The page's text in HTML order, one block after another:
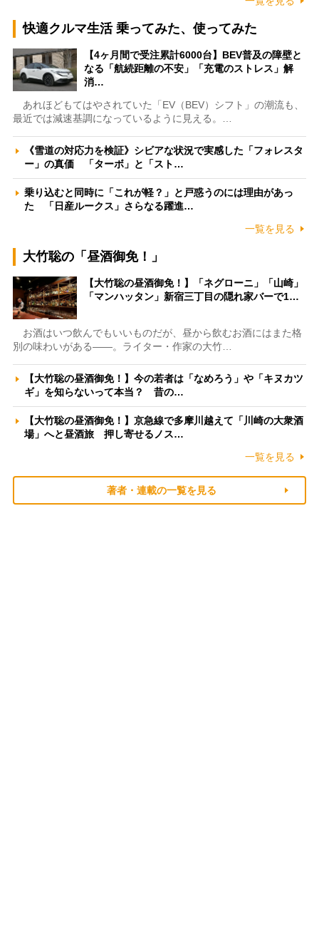
快適クルマ生活 乗ってみた、使ってみた
【4ヶ月間で受注累計6000台】BEV普及の障壁と
なる「航続距離の不安」「充電のストレス」解
消…
あれほどもてはやされていた「EV（BEV）シフト」の潮流も、
最近では減速基調になっているように見える。…
《雪道の対応力を検証》シビアな状況で実感した「フォレスタ
ー」の真価 「ターボ」と「スト…
乗り込むと同時に「これが軽？」と戸惑うのには理由があっ
た 「日産ルークス」さらなる躍進…
一覧を見る
大竹聡の「昼酒御免！」
【大竹聡の昼酒御免！】「ネグローニ」「山崎」
「マンハッタン」新宿三丁目の隠れ家バーで1…
お酒はいつ飲んでもいいものだが、昼から飲むお酒にはまた格
別の味わいがある――。ライター・作家の大竹…
【大竹聡の昼酒御免！】今の若者は「なめろう」や「キヌカツ
ギ」を知らないって本当？ 昔の…
【大竹聡の昼酒御免！】京急線で多摩川越えて「川崎の大衆酒
場」へと昼酒旅 押し寄せるノス…
一覧を見る
著者・連載の一覧を見る